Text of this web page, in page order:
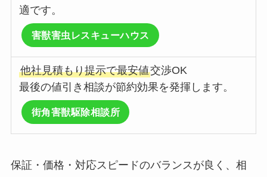
適です。
害獣害虫レスキューハウス
他社見積もり提示で最安値交渉OK
最後の値引き相談が節約効果を発揮します。
街角害獣駆除相談所
保証・価格・対応スピードのバランスが良く、相